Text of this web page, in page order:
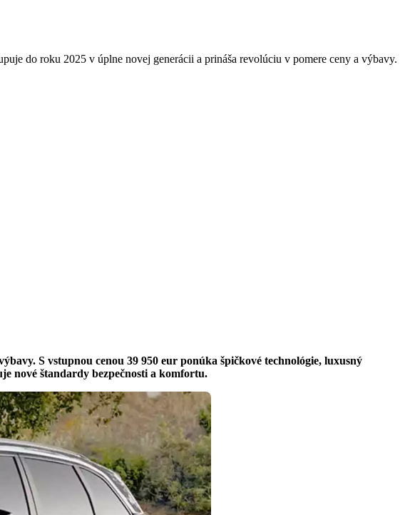
do roku 2025 v úplne novej generácii a prináša revolúciu v pomere ceny a výbavy.
S vstupnou cenou 39 950 eur ponúka špičkové technológie, luxusný
nové štandardy bezpečnosti a komfortu.